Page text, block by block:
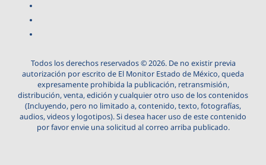
Todos los derechos reservados © 2026. De no existir previa
autorización por escrito de El Monitor Estado de México, queda
expresamente prohibida la publicación, retransmisión,
distribución, venta, edición y cualquier otro uso de los contenidos
(Incluyendo, pero no limitado a, contenido, texto, fotografías,
audios, videos y logotipos). Si desea hacer uso de este contenido
por favor envie una solicitud al correo arriba publicado.